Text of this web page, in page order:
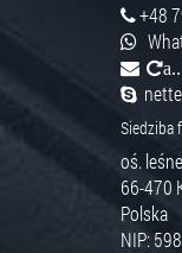
+48
Siedziba
oś.
66-470
Polska
NIP: